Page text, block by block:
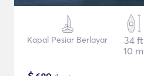
Kapal Pesiar Berlayar
34 ft
10 m